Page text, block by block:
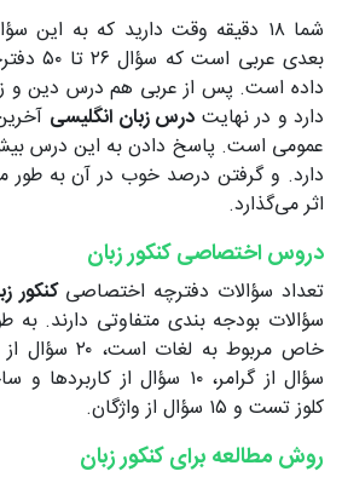
شما ۱۸ دقیقه وقت دارید که به
بعدی
دارد و در نهایت درس زبان انگلیسی
عمومی است. پاسخ دادن به این درس
دارد. و گرفتن درصد خوب در آن به طور
اثر می‌گذارد.
دروس اختصاصی کنکور زبان
تعداد سؤالات دفترچه اختصاصی کنکور
سؤال از گرامر، ۱۰ سؤال از کاربردها و ساختارهای
کلوز تست و ۱۵ سؤال از واژگان.
روش مطالعه برای کنکور زبان